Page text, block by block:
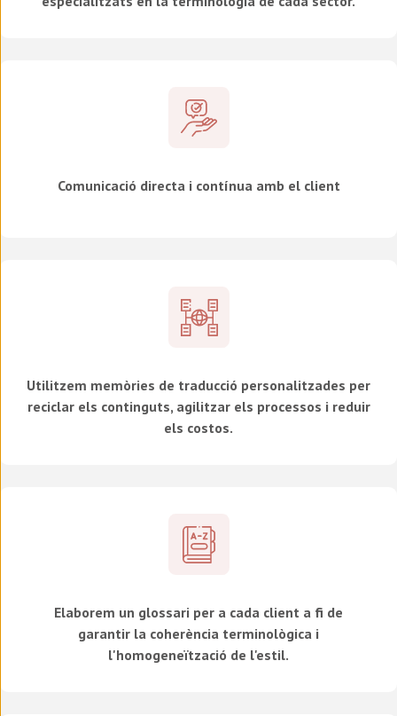
Comunicació directa i contínua amb el client
Utilitzem memòries de traducció personalitzades per
reciclar els continguts, agilitzar els processos i reduir
els costos.
Elaborem un glossari per a cada client a fi de
garantir la coherència terminològica i
l'homogeneïtzació de l'estil.